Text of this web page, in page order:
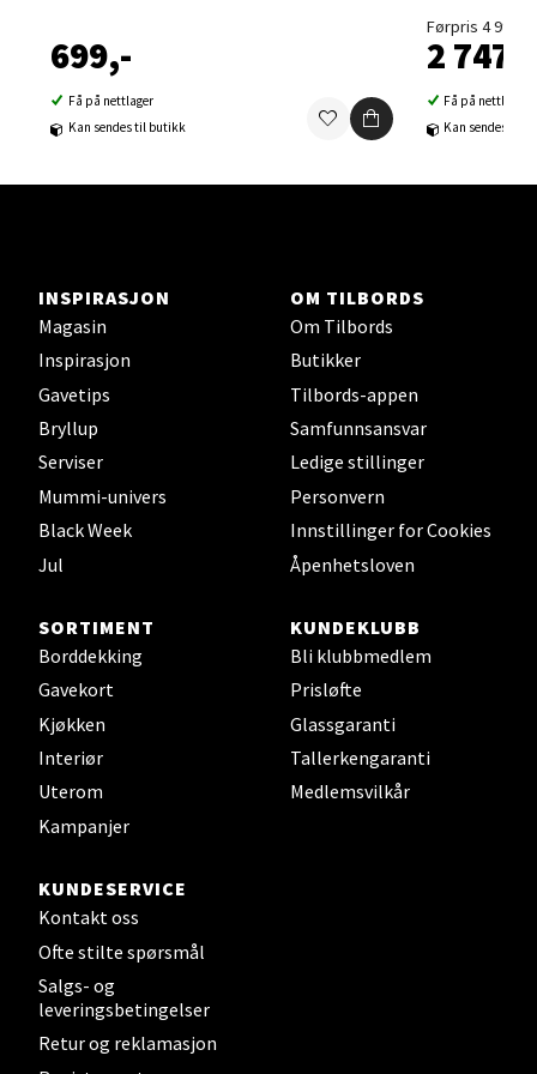
699,-
Få på nettlager
Kan sendes til butikk
Førpris 4 995,-
2 747,-
Få på nettlager
Kan sendes til
INSPIRASJON
Magasin
Inspirasjon
Gavetips
Bryllup
Serviser
Mummi-univers
Black Week
Jul
OM TILBORDS
Om Tilbords
Butikker
Tilbords-appen
Samfunnsansvar
Ledige stillinger
Personvern
Innstillinger for Cookies
Åpenhetsloven
SORTIMENT
Borddekking
Gavekort
Kjøkken
Interiør
Uterom
Kampanjer
KUNDEKLUBB
Bli klubbmedlem
Prisløfte
Glassgaranti
Tallerkengaranti
Medlemsvilkår
KUNDESERVICE
Kontakt oss
Ofte stilte spørsmål
Salgs- og
leveringsbetingelser
Retur og reklamasjon
Velg
Sortland - Sortland Storsenter
0 i butikk
Steinkjer - Thon Senter Steinkjer
Leirvik - Stord
Åpent i dag 10-15
0 i butikk